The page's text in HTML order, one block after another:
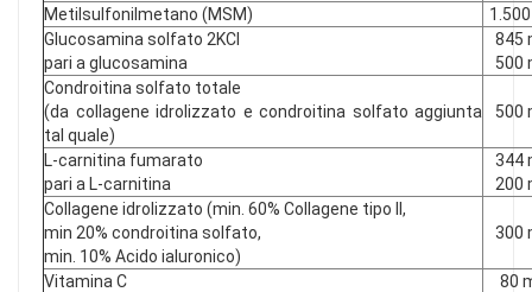
Metilsulfonilmetano (MSM)
Glucosamina solfato 2KCl
pari a glucosamina
845
500
Condroitina solfato totale
(da collagene idrolizzato e condroitina solfato aggiunta
tal quale)
500
L-carnitina fumarato
pari a L-carnitina
344
200
Collagene idrolizzato (min. 60% Collagene tipo II,
min 20% condroitina solfato,
min. 10% Acido ialuronico)
300
Vitamina C
80